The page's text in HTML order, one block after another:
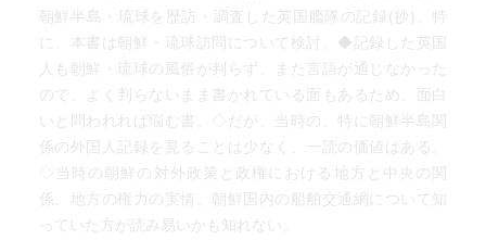
朝鮮半島・琉球を歴訪・調査した英国艦隊の記録(抄)。特
に、本書は朝鮮・琉球訪問について検討。◆記録した英国
人も朝鮮・琉球の風俗が判らず、また言語が通じなかった
ので、よく判らないまま書かれている面もあるため、面白
いと問われれば悩む書。◇だが、当時の、特に朝鮮半島関
係の外国人記録を見ることは少なく、一読の価値はある。
◇当時の朝鮮の対外政策と政権における地方と中央の関
係、地方の権力の実情、朝鮮国内の船舶交通網について知
っていた方が読み易いかも知れない。